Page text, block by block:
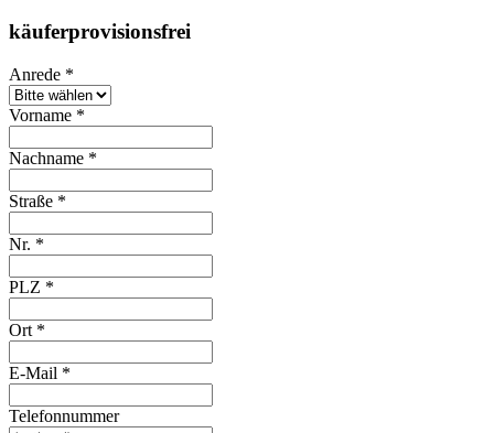
käuferprovisionsfrei
Anrede *
Vorname *
Nachname *
Straße *
Nr. *
PLZ *
Ort *
E-Mail *
Telefonnummer